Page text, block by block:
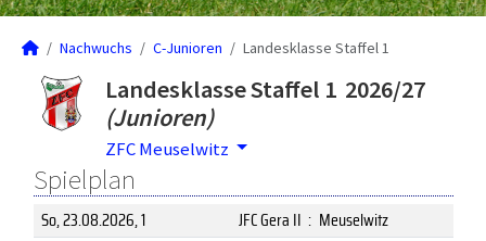
Nachwuchs C-Junioren Landesklasse Staffel 1
Landesklasse Staffel 1 2026/27
(Junioren)
ZFC Meuselwitz
Spielplan
So, 23.08.2026, 1 JFC Gera II : Meuselwitz